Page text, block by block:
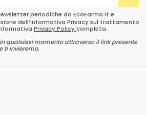
periodiche da EcoFarma.it e
dell’informativa Privacy sul trattamento
Privacy Policycompleta.
qualsiasi momento attraverso il link presente
ti invieremo.